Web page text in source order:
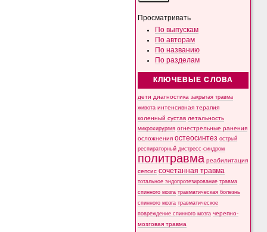
Просматривать
По выпускам
По авторам
По названию
По разделам
КЛЮЧЕВЫЕ СЛОВА
дети диагностика закрытая травма
живота интенсивная терапия
коленный сустав летальность
микрохирургия огнестрельные ранения
осложнения остеосинтез острый
респираторный дистресс-синдром
политравма реабилитация
сепсис сочетанная травма
тотальное эндопротезирование травма
спинного мозга травматическая болезнь
спинного мозга травматическое
повреждение спинного мозга черепно-
мозговая травма